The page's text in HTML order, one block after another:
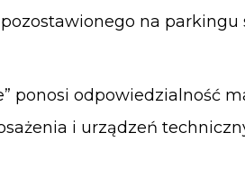
na
ponosi odpowiedzialność
i urządzeń